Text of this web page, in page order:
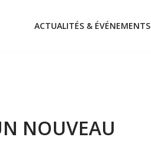
ACTUALITÉS & ÉVÉNEMENTS
NOUVEAU